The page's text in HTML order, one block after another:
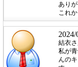
ありが
これ
2024/
結衣
私が
んの